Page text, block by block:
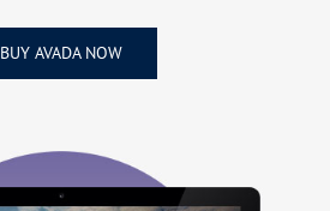
BUY AVADA NOW